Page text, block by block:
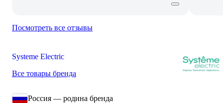
Посмотреть все отзывы
Systeme Electric
Все товары бренда
Россия — родина бренда